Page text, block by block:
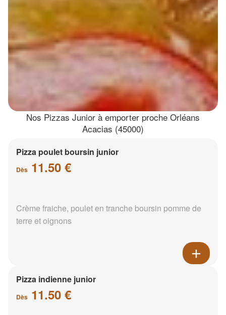
Nos Pizzas Junior à emporter proche Orléans
Acacias (45000)
Pizza poulet boursin junior
Dès 11.50 €
Crème fraiche, poulet en tranche boursin pomme de
terre et oignons
Pizza indienne junior
Dès 11.50 €